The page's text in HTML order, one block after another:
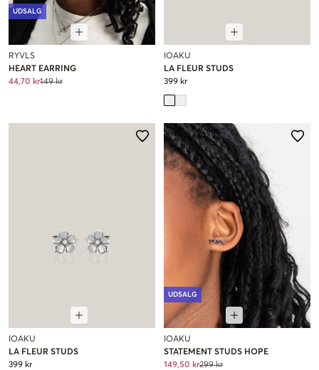
UDSALG
RYVLS
HEART EARRING
44,70 kr149 kr
IOAKU
LA FLEUR STUDS
399 kr
IOAKU
LA FLEUR STUDS
399 kr
UDSALG
IOAKU
STATEMENT STUDS HOPE
149,50 kr299 kr